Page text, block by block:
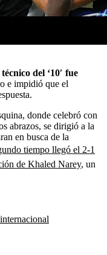
del ‘10′ fue
e impidió que el
donde celebró con
abrazos, se dirigió a la
en busca de la
tiempo llegó el 2-1
de Khaled Narey, un